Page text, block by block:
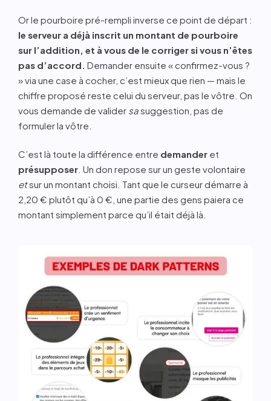
Or le pourboire pré-rempli inverse ce point de départ :
le serveur a déjà inscrit un montant de pourboire
sur l’addition, et à vous de le corriger si vous n’êtes
pas d’accord. Demander ensuite « confirmez-vous ?
» via une case à cocher, c’est mieux que rien — mais le
chiffre proposé reste celui du serveur, pas le vôtre. On
vous demande de valider sasuggestion, pas de
formuler la vôtre.
C’est là toute la différence entre demander et
présupposer . Un don repose sur un geste volontaire
etsur un montant choisi. Tant que le curseur démarre à
2,20 € plutôt qu’à 0 €, une partie des gens paiera ce
montant simplement parce qu’il était déjà là.